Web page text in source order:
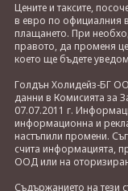
Цените и таксите,
в евро по официалния
плащането. При
правото, да променя
което ще бъдете
Голдън Холидейз-БГ
данни в Комисията за
07.07.2011 г.
информационна и
настъпили промени.
счита информацията,
ООД или на
Съдържанието на тези